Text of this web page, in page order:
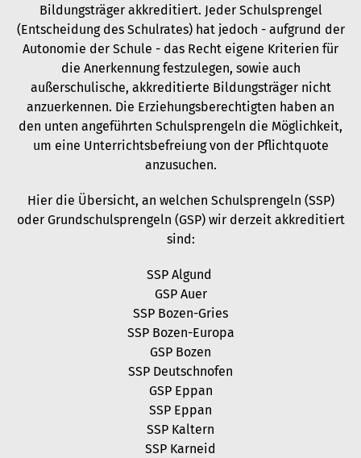
Bildungsträger akkreditiert. Jeder Schulsprengel
(Entscheidung des Schulrates) hat jedoch - aufgrund der
Autonomie der Schule - das Recht eigene Kriterien für
die Anerkennung festzulegen, sowie auch
außerschulische, akkreditierte Bildungsträger nicht
anzuerkennen. Die Erziehungsberechtigten haben an
den unten angeführten Schulsprengeln die Möglichkeit,
um eine Unterrichtsbefreiung von der Pflichtquote
anzusuchen.
Hier die Übersicht, an welchen Schulsprengeln (SSP)
oder Grundschulsprengeln (GSP) wir derzeit akkreditiert
sind:
SSP Algund
GSP Auer
SSP Bozen-Gries
SSP Bozen-Europa
GSP Bozen
SSP Deutschnofen
GSP Eppan
SSP Eppan
SSP Kaltern
SSP Karneid